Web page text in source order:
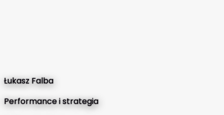
Łukasz Falba
Performance i strategia